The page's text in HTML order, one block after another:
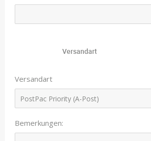
Versandart
Versandart
Bemerkungen: